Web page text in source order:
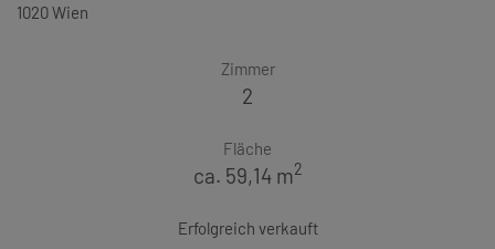
1020 Wien
Zimmer
2
Fläche
ca. 59,14 m2
Erfolgreich verkauft